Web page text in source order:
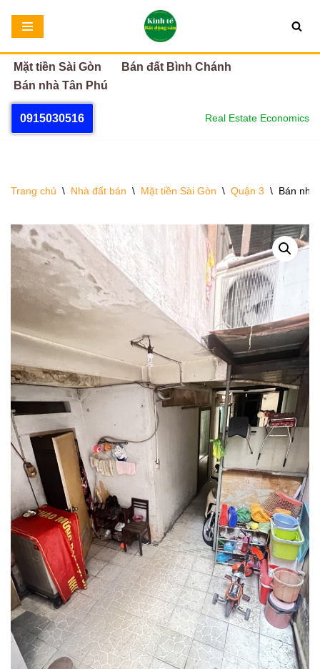
Chuyển
tới
nội
dung
Mặt tiền Sài Gòn
Bán đất Bình Chánh
Bán nhà Tân Phú
0915030516 Real Estate Economics
Trang chủ \ Nhà đất bán \ Mặt tiền Sài Gòn \ Quận 3 \ Bán nhà